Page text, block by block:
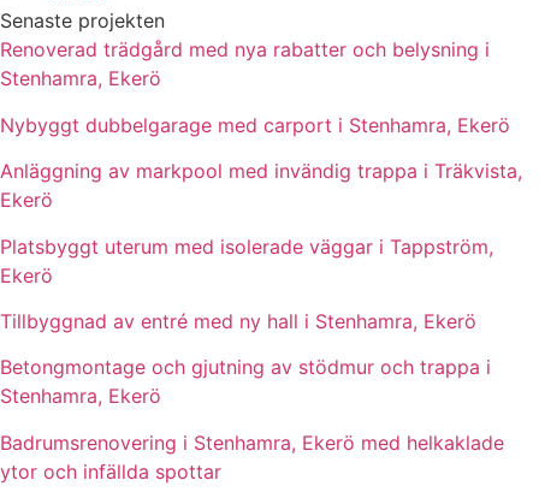
Senaste projekten
Renoverad trädgård med nya rabatter och belysning i
Stenhamra, Ekerö
Nybyggt dubbelgarage med carport i Stenhamra, Ekerö
Anläggning av markpool med invändig trappa i Träkvista,
Ekerö
Platsbyggt uterum med isolerade väggar i Tappström,
Ekerö
Tillbyggnad av entré med ny hall i Stenhamra, Ekerö
Betongmontage och gjutning av stödmur och trappa i
Stenhamra, Ekerö
Badrumsrenovering i Stenhamra, Ekerö med helkaklade
ytor och infällda spottar